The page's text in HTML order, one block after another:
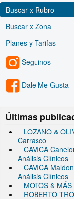
Buscar x Rubro
Buscar x Zona
Planes y Tarifas
Seguinos
Dale Me Gusta
Últimas
LOZANO &
Carrasco
CAVICA
Análisis Clínicos
CAVICA
Análisis Clínicos
MOTOS &
ROBERTO